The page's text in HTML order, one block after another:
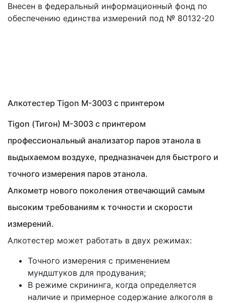
Внесен в федеральный информационный фонд по
обеспечению единства измерений под № 80132-20
Алкотестер Tigon M-3003 с принтером
Tigon (Тигон) M-3003 с принтером
профессиональный анализатор паров этанола в
выдыхаемом воздухе, предназначен для быстрого и
точного измерения паров этанола.
Алкометр нового поколения отвечающий самым
высоким требованиям к точности и скорости
измерений.
Алкотестер может работать в двух режимах:
Точного измерения с применением
мундштуков для продувания;
В режиме скрининга, когда определяется
наличие и примерное содержание алкоголя в